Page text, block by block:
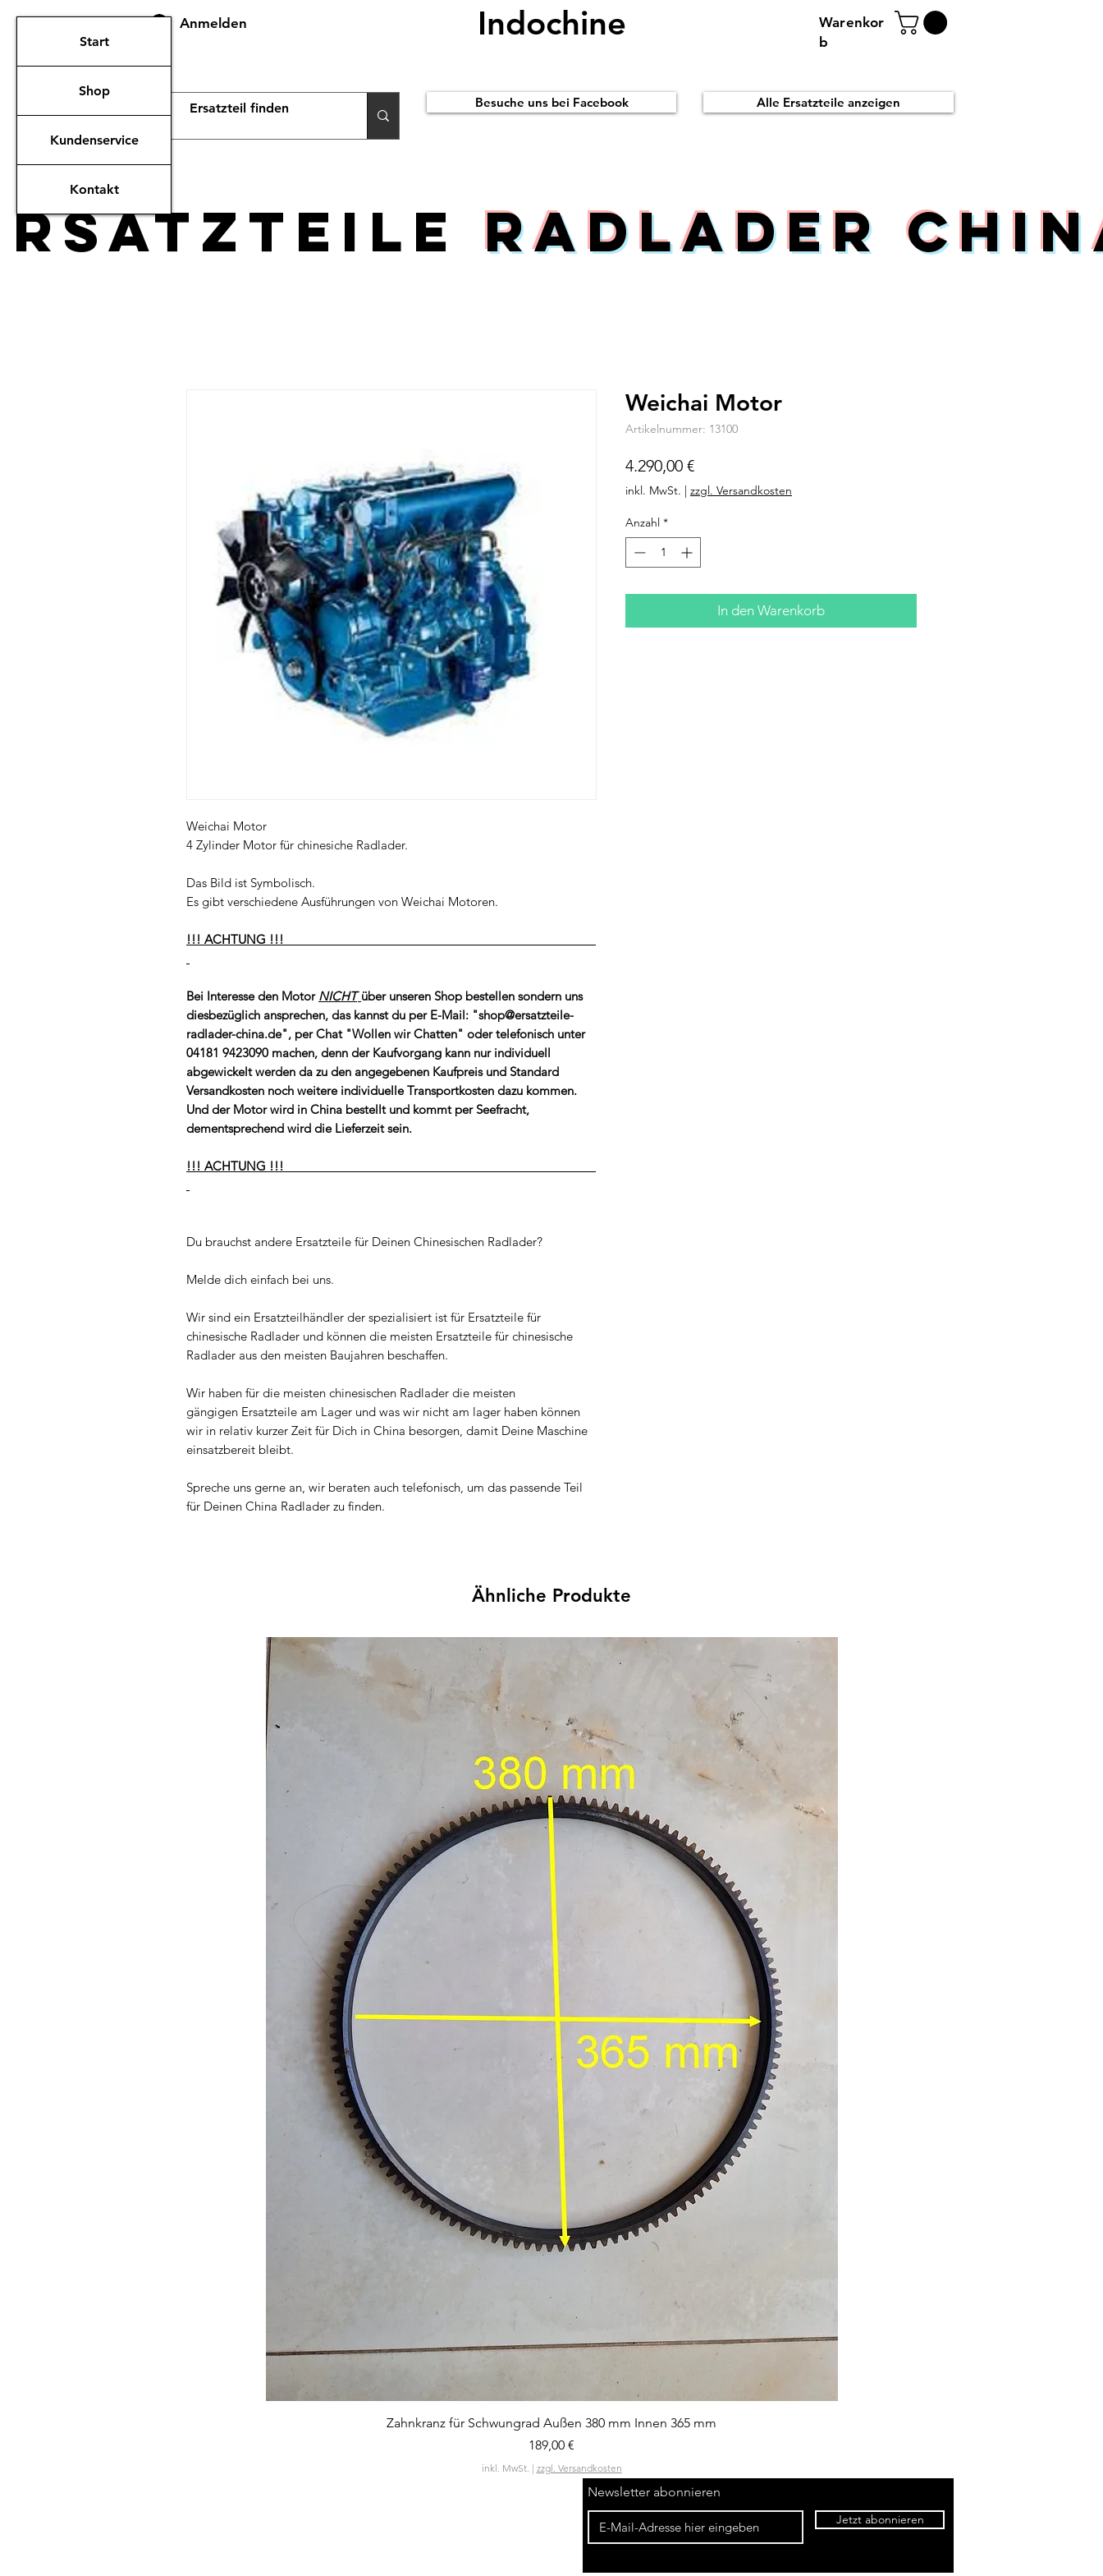
Start
Shop
Kundenservice
Kontakt
Anmelden Indochine
Besuche uns bei Facebook
Warenkor
b
Alle Ersatzteile anzeigen
Radlader
Weichai Motor
4 Zylinder Motor für chinesiche Radlader.
Das Bild ist Symbolisch.
Es gibt verschiedene Ausführungen von Weichai Motoren.
!!! ACHTUNG !!!
Bei Interesse den Motor NICHT über unseren Shop bestellen sondern uns
diesbezüglich ansprechen, das kannst du per E-Mail: "shop@ersatzteile-
radlader-china.de", per Chat "Wollen wir Chatten" oder telefonisch unter
04181 9423090 machen, denn der Kaufvorgang kann nur individuell
abgewickelt werden da zu den angegebenen Kaufpreis und Standard
Versandkosten noch weitere individuelle Transportkosten dazu kommen.
Und der Motor wird in China bestellt und kommt per Seefracht,
dementsprechend wird die Lieferzeit sein.
!!! ACHTUNG !!!
Du brauchst andere Ersatzteile für Deinen Chinesischen Radlader?
Melde dich einfach bei uns.
Wir sind ein Ersatzteilhändler der spezialisiert ist für Ersatzteile für
chinesische Radlader und können die meisten Ersatzteile für chinesische
Radlader aus den meisten Baujahren beschaffen.
Wir haben für die meisten chinesischen Radlader die meisten
gängigen Ersatzteile am Lager und was wir nicht am lager haben können
wir in relativ kurzer Zeit für Dich in China besorgen, damit Deine Maschine
einsatzbereit bleibt.
Spreche uns gerne an, wir beraten auch telefonisch, um das passende Teil
für Deinen China Radlader zu finden.
Weichai Motor
Artikelnummer: 13100
4.290,00 €Preis
inkl. MwSt. | zzgl. Versandkosten
Anzahl *
In den Warenkorb
Ähnliche Produkte
Schnellansicht
Zahnkranz für Schwungrad Außen 380 mm Innen 365 mm
Preis
189,00 €
inkl. MwSt. | zzgl. Versandkosten
Newsletter abonnieren
Jetzt abonnieren